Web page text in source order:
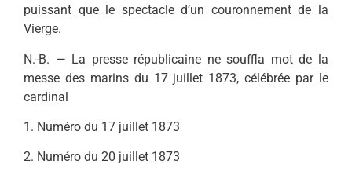
puissant que le spectacle d’un couronnement de la
Vierge.
N.-B. — La presse républicaine ne souffla mot de la
messe des marins du 17 juillet 1873, célébrée par le
cardinal
1. Numéro du 17 juillet 1873
2. Numéro du 20 juillet 1873